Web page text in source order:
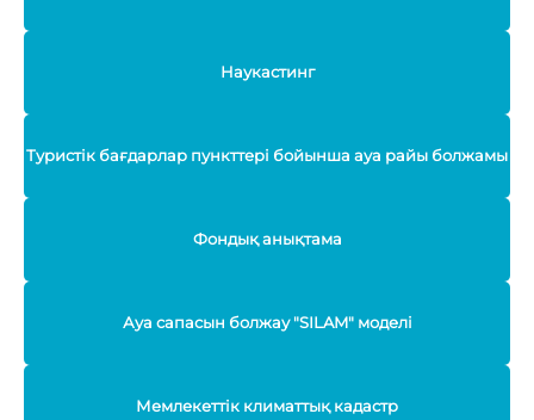
Наукастинг
Туристік бағдарлар пункттері бойынша ауа райы болжамы
Фондық анықтама
Ауа сапасын болжау "SILAM" моделі
Мемлекеттік климаттық кадастр